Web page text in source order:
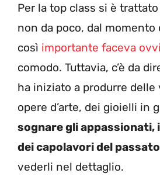
Per la top class si è
non da poco, dal momento
così importante faceva
comodo. Tuttavia, c’è da
ha iniziato a produrre delle
opere d’arte, dei gioielli in
sognare gli appassionati,
dei capolavori del passato
vederli nel dettaglio.